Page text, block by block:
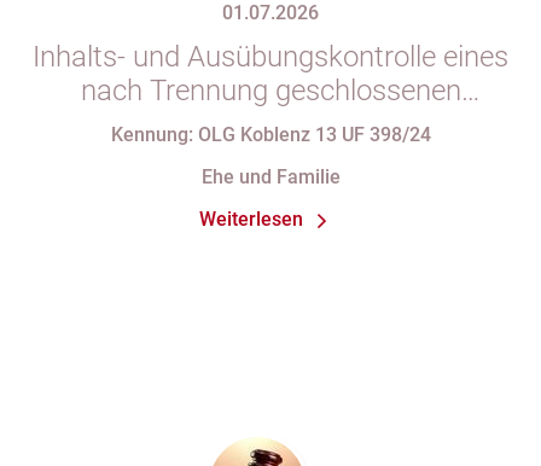
01.07.2026
Inhalts- und Ausübungskontrolle eines
nach Trennung geschlossenen
Ehevertrages
Kennung: OLG Koblenz 13 UF 398/24
Ehe und Familie
Weiterlesen